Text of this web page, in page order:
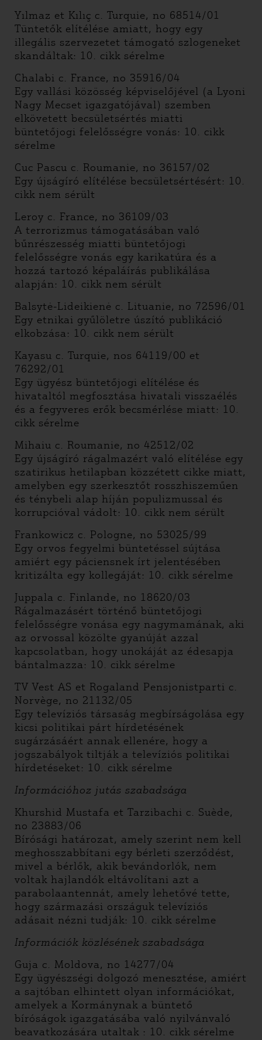
Yılmaz et Kılıç c. Turquie, no 68514/01
Tüntetők elítélése amiatt, hogy egy
illegális szervezetet támogató szlogeneket
skandáltak: 10. cikk sérelme
Chalabi c. France, no 35916/04
Egy vallási közösség képviselőjével (a Lyoni
Nagy Mecset igazgatójával) szemben
elkövetett becsületsértés miatti
büntetőjogi felelősségre vonás: 10. cikk
sérelme
Cuc Pascu c. Roumanie, no 36157/02
Egy újságíró elítélése becsületsértésért: 10.
cikk nem sérült
Leroy c. France, no 36109/03
A terrorizmus támogatásában való
bűnrészesség miatti büntetőjogi
felelősségre vonás egy karikatúra és a
hozzá tartozó képaláírás publikálása
alapján: 10. cikk nem sérült
Balsytė-Lideikienė c. Lituanie, no 72596/01
Egy etnikai gyűlöletre úszító publikáció
elkobzása: 10. cikk nem sérült
Kayasu c. Turquie, nos 64119/00 et
76292/01
Egy ügyész büntetőjogi elítélése és
hivataltól megfosztása hivatali visszaélés
és a fegyveres erők becsmérlése miatt: 10.
cikk sérelme
Mihaiu c. Roumanie, no 42512/02
Egy újságíró rágalmazért való elítélése egy
szatirikus hetilapban közzétett cikke miatt,
amelyben egy szerkesztőt rosszhiszeműen
és ténybeli alap híján populizmussal és
korrupcióval vádolt: 10. cikk nem sérült
Frankowicz c. Pologne, no 53025/99
Egy orvos fegyelmi büntetéssel sújtása
amiért egy páciensnek írt jelentésében
kritizálta egy kollegáját: 10. cikk sérelme
Juppala c. Finlande, no 18620/03
Rágalmazásért történő büntetőjogi
felelősségre vonása egy nagymamának, aki
az orvossal közölte gyanúját azzal
kapcsolatban, hogy unokáját az édesapja
bántalmazza: 10. cikk sérelme
TV Vest AS et Rogaland Pensjonistparti c.
Norvège, no 21132/05
Egy televíziós társaság megbírságolása egy
kicsi politikai párt hírdetésének
sugárzásáért annak ellenére, hogy a
jogszabályok tiltják a televíziós politikai
hírdetéseket: 10. cikk sérelme
Információhoz jutás szabadsága
Khurshid Mustafa et Tarzibachi c. Suède,
no 23883/06
Bírósági határozat, amely szerint nem kell
meghosszabbítani egy bérleti szerződést,
mivel a bérlők, akik bevándorlók, nem
voltak hajlandók eltávolítani azt a
parabolaantennát, amely lehetővé tette,
hogy származási országuk televíziós
adásait nézni tudják: 10. cikk sérelme
Információk közlésének szabadsága
Guja c. Moldova, no 14277/04
Egy ügyészségi dolgozó menesztése, amiért
a sajtóban elhintett olyan információkat,
amelyek a Kormánynak a büntető
bíróságok igazgatásába való nyilvánvaló
beavatkozására utaltak : 10. cikk sérelme